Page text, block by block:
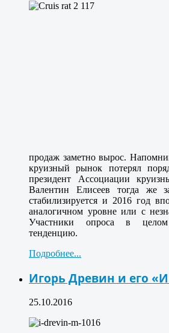
продаж заметно вырос.
круизный рынок потерял
президент Ассоциации
Валентин Елисеев тогда же
стабилизируется и 2016 год
аналогичном уровне или с
Участники опроса в
тенденцию.
Подробнее...
Игорь Древин и его
25.10.2016